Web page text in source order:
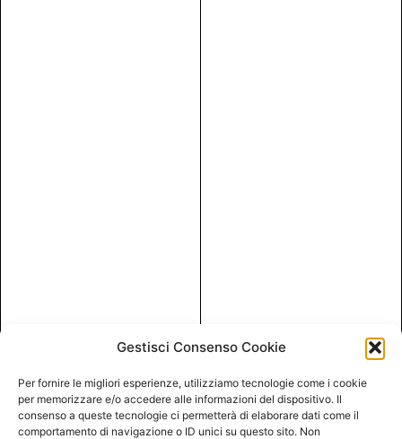
Gestisci Consenso Cookie
Per fornire le migliori esperienze, utilizziamo tecnologie come i cookie
per memorizzare e/o accedere alle informazioni del dispositivo. Il
consenso a queste tecnologie ci permetterà di elaborare dati come il
comportamento di navigazione o ID unici su questo sito. Non